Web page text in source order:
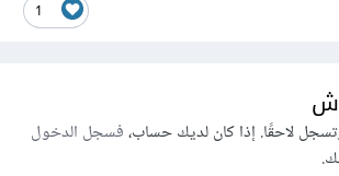
1
لاحقًا. إذا كان لديك حساب،فسجل الدخول